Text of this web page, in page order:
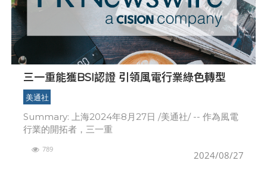
三一重能獲BSI認證 引領風電行業綠色轉型
美通社
Summary: 上海2024年8月27日 /美通社/ -- 作為風電
行業的開拓者，三一重
2024/08/27
789